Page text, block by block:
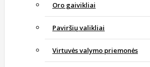
Oro gaivikliai
Paviršių valikliai
Virtuvės valymo priemonės